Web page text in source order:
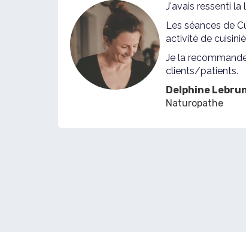
J'avais ressenti
Les séances de
activité de
Je la
clients/patients.
Delphine
Naturopathe